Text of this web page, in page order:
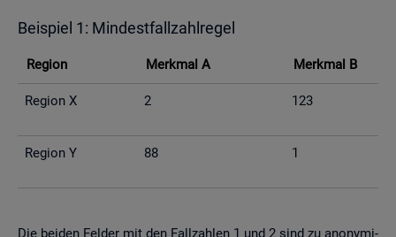
Bei­spiel 1: Min­dest­fall­zahl­re­gel
Re­gi­on Merk­mal A Merk­mal B
Re­gi­on X 2 123
Re­gi­on Y 88 1
Die bei­den Fel­der mit den Fall­zah­len 1 und 2 sind zu an­ony­mi­